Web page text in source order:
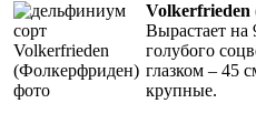
Volkerfrieden
Вырастает на
голубого
глазком – 45
крупные.